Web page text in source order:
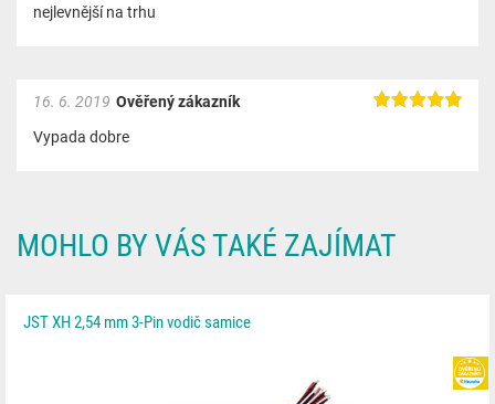
nejlevnější na trhu
Ověřený zákazník
16. 6. 2019
Vypada dobre
MOHLO BY VÁS TAKÉ ZAJÍMAT
JST XH 2,54 mm 3-Pin vodič samice